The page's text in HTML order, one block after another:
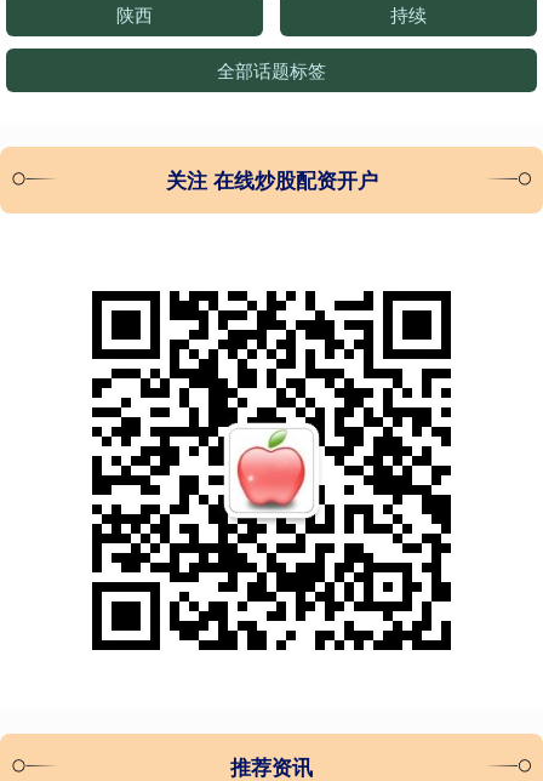
陕西 持续
全部话题标签
关注 在线炒股配资开户
推荐资讯